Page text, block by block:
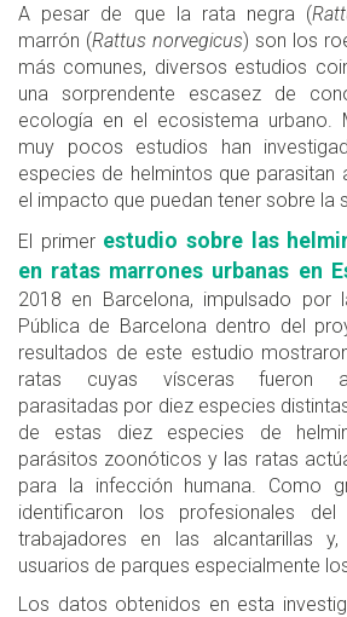
A pesar de que la rata negra (
marrón (Rattus norvegicus) son los
más comunes, diversos estudios
una sorprendente escasez de
ecología en el ecosistema urbano.
muy pocos estudios han
especies de helmintos que parasitan
el impacto que puedan tener sobre la
El primer estudio sobre las
en ratas marrones urbanas en
2018 en Barcelona, impulsado por
Pública de Barcelona dentro del
resultados de este estudio
ratas cuyas vísceras fueron
parasitadas por diez especies
de estas diez especies de
parásitos zoonóticos y las ratas
para la infección humana. Como
identificaron los profesionales
trabajadores en las alcantarillas
usuarios de parques especialmente
Los datos obtenidos en esta